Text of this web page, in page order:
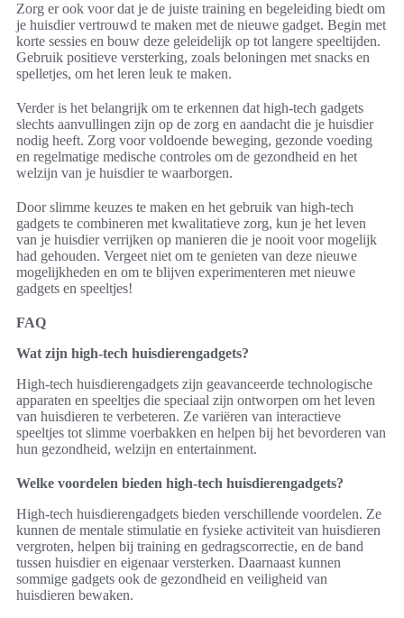
Zorg er ook voor dat je de juiste training en begeleiding biedt om
je huisdier vertrouwd te maken met de nieuwe gadget. Begin met
korte sessies en bouw deze geleidelijk op tot langere speeltijden.
Gebruik positieve versterking, zoals beloningen met snacks en
spelletjes, om het leren leuk te maken.
Verder is het belangrijk om te erkennen dat high-tech gadgets
slechts aanvullingen zijn op de zorg en aandacht die je huisdier
nodig heeft. Zorg voor voldoende beweging, gezonde voeding
en regelmatige medische controles om de gezondheid en het
welzijn van je huisdier te waarborgen.
Door slimme keuzes te maken en het gebruik van high-tech
gadgets te combineren met kwalitatieve zorg, kun je het leven
van je huisdier verrijken op manieren die je nooit voor mogelijk
had gehouden. Vergeet niet om te genieten van deze nieuwe
mogelijkheden en om te blijven experimenteren met nieuwe
gadgets en speeltjes!
FAQ
Wat zijn high-tech huisdierengadgets?
High-tech huisdierengadgets zijn geavanceerde technologische
apparaten en speeltjes die speciaal zijn ontworpen om het leven
van huisdieren te verbeteren. Ze variëren van interactieve
speeltjes tot slimme voerbakken en helpen bij het bevorderen van
hun gezondheid, welzijn en entertainment.
Welke voordelen bieden high-tech huisdierengadgets?
High-tech huisdierengadgets bieden verschillende voordelen. Ze
kunnen de mentale stimulatie en fysieke activiteit van huisdieren
vergroten, helpen bij training en gedragscorrectie, en de band
tussen huisdier en eigenaar versterken. Daarnaast kunnen
sommige gadgets ook de gezondheid en veiligheid van
huisdieren bewaken.